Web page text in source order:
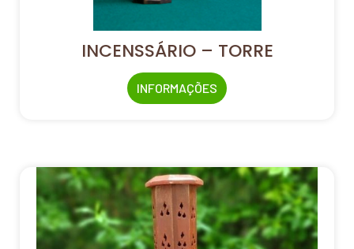
INCENSSÁRIO – TORRE
INFORMAÇÕES